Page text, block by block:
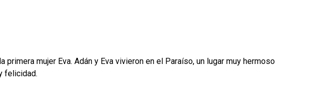
mujer Eva. Adán y Eva vivieron en el Paraíso, un lugar muy hermoso
felicidad.